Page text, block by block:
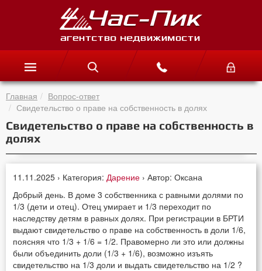
Главная
Вопрос-ответ
Свидетельство о праве на собственность в долях
Свидетельство о праве на собственность в
долях
11.11.2025 › Категория: Дарение › Автор: Оксана
Добрый день. В доме 3 собственника с равными долями по
1/3 (дети и отец). Отец умирает и 1/3 переходит по
наследству детям в равных долях. При регистрации в БРТИ
выдают свидетельство о праве на собственность в доли 1/6,
поясняя что 1/3 + 1/6 = 1/2. Правомерно ли это или должны
были объединить доли (1/3 + 1/6), возможно изъять
свидетельство на 1/3 доли и выдать свидетельство на 1/2 ?